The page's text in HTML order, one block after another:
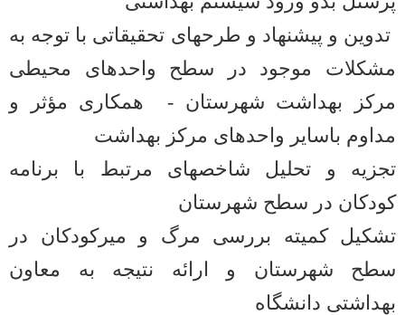
تدوین و پیشنهاد و طرحهای تحقیقاتی با توجه به
مشکلات موجود در سطح واحدهای محیطی
مرکز بهداشت شهرستان -
همکاری مؤثر و
مداوم باسایر واحدهای مرکز بهداشت
تجزیه و تحلیل شاخصهای مرتبط با برنامه
کودکان در سطح شهرستان
تشکیل کمیته بررسی مرگ و میرکودکان در
سطح شهرستان و ارائه نتیجه به معاون
بهداشتی دانشگاه